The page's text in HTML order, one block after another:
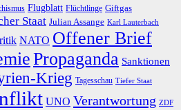
Flugblatt Flüchtlinge Giftgas
Staat Julian Assange Karl Lauterbach
NATO Offener Brief
Propaganda Sanktionen
Krieg Tagesschau Tiefer Staat
UNO Verantwortung ZDF